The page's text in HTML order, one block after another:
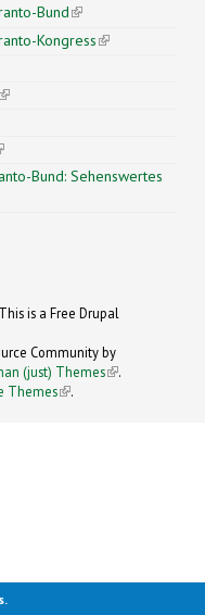
Bund(link is
external)
Kongress(link is
(link is external)
is external)
Bund: Sehenswertes
is a Free Drupal
Community by
(just) Themes (link is
.
Themes
(link is
.